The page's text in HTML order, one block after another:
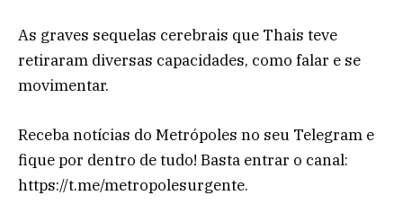
As graves sequelas cerebrais que Thais teve
retiraram diversas capacidades, como falar e se
movimentar.
Receba notícias do Metrópoles no seu Telegram e
fique por dentro de tudo! Basta entrar o canal:
https://t.me/metropolesurgente.